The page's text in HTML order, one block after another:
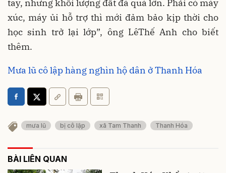
tay, nhưng khối lượng đất đá quá lớn. Phải có máy
xúc, máy ủi hỗ trợ thì mới đảm bảo kịp thời cho
học sinh trở lại lớp”, ông LêThế Anh cho biết
thêm.
Mưa lũ cô lập hàng nghìn hộ dân ở Thanh Hóa
mưa lũ bị cô lập xã Tam Thanh Thanh Hóa
BÀI LIÊN QUAN